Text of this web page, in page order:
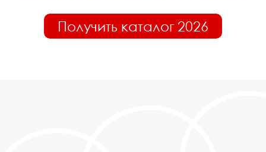
Получить каталог 2026